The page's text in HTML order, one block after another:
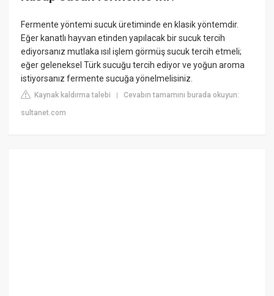
Fermente yöntemi sucuk üretiminde en klasik yöntemdir.
Eğer kanatlı hayvan etinden yapılacak bir sucuk tercih
ediyorsanız mutlaka ısıl işlem görmüş sucuk tercih etmeli;
eğer geleneksel Türk sucuğu tercih ediyor ve yoğun aroma
istiyorsanız fermente sucuğa yönelmelisiniz.
Kaynak kaldırma talebi |Cevabın tamamını burada okuyun:
sultanet.com